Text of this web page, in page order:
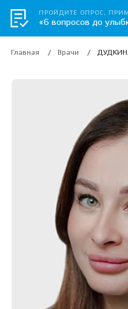
Главная Врачи
ПРОЙДИТЕ ОПРОС,
«6 вопросов до